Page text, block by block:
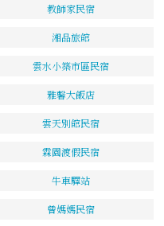
教師家民宿
湘品旅館
雲水小築市區民宿
雅馨大飯店
雲天別館民宿
霖園渡假民宿
牛車驛站
曾媽媽民宿